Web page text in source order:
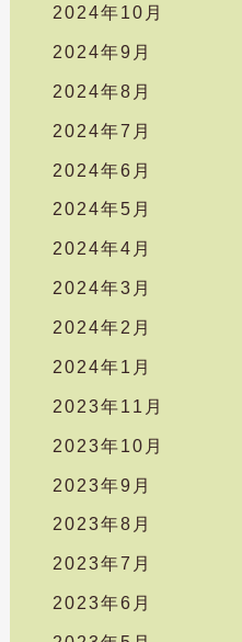
2024年10月
2024年9月
2024年8月
2024年7月
2024年6月
2024年5月
2024年4月
2024年3月
2024年2月
2024年1月
2023年11月
2023年10月
2023年9月
2023年8月
2023年7月
2023年6月